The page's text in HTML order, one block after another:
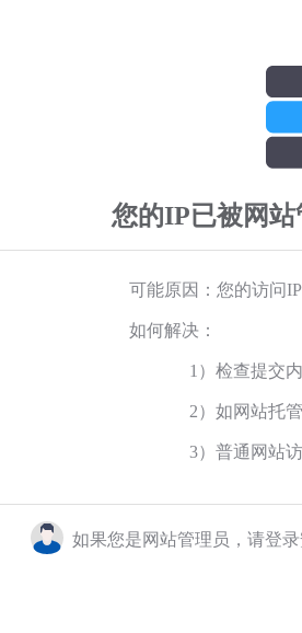
您的IP已被网
可能原因：您的访问
如何解决：
1）检查提交
2）如网站托
3）普通网站
如果您是网站管理员，请登